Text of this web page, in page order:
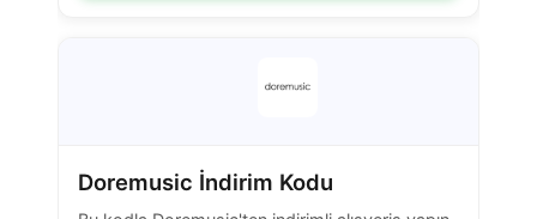
Doremusic İndirim Kodu